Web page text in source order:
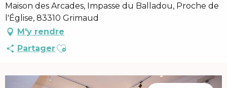
Maison des Arcades, Impasse du Balladou, Proche de
l'Église, 83310 Grimaud
M'y rendre
PartagerAjouter aux favoris